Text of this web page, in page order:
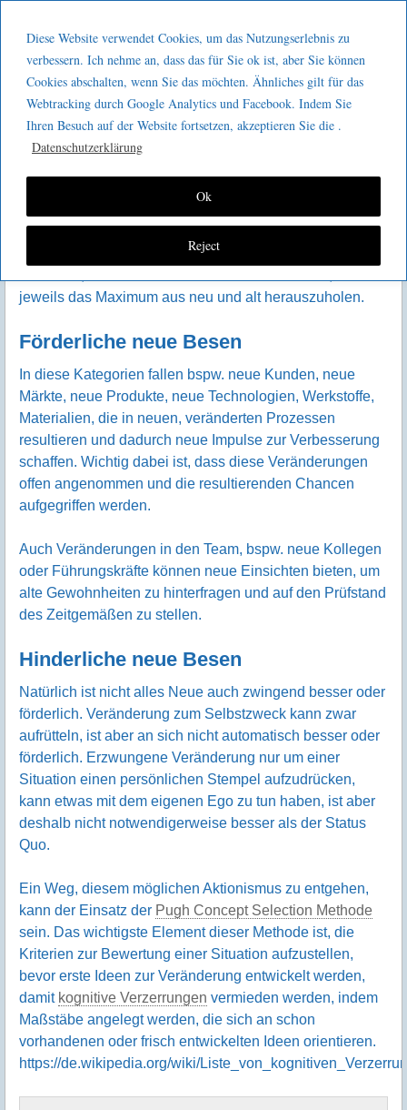
Diese Website verwendet Cookies, um das Nutzungserlebnis zu
verbessern. Ich nehme an, dass das für Sie ok ist, aber Sie können
Cookies abschalten, wenn Sie das möchten. Ähnliches gilt für das
Webtracking durch Google Analytics und Facebook. Indem Sie
Ihren Besuch auf der Website fortsetzen, akzeptieren Sie die .
Datenschutzerklärung
Reject
Ok
GeeMco :
Götz Müller
Consulting
KVP – eine Frage der Besen
D er Impuls zu diesem Artikel ist aus dem Sprichwort
„neue Besen kehren gut, aber die alten kennen die
betrachtet zu werden. Sowohl die neuen Besen als auch
die alten haben dabei förderliche wie auch hinderliche
jeweils das Maximum aus neu und alt herauszuholen.
Förderliche neue Besen
In diese Kategorien fallen bspw. neue Kunden, neue
Märkte, neue Produkte, neue Technologien, Werkstoffe,
Materialien, die in neuen, veränderten Prozessen
resultieren und dadurch neue Impulse zur Verbesserung
schaffen. Wichtig dabei ist, dass diese Veränderungen
offen angenommen und die resultierenden Chancen
aufgegriffen werden.
Auch Veränderungen in den Team, bspw. neue Kollegen
oder Führungskräfte können neue Einsichten bieten, um
alte Gewohnheiten zu hinterfragen und auf den Prüfstand
des Zeitgemäßen zu stellen.
Hinderliche neue Besen
Natürlich ist nicht alles Neue auch zwingend besser oder
förderlich. Veränderung zum Selbstzweck kann zwar
aufrütteln, ist aber an sich nicht automatisch besser oder
förderlich. Erzwungene Veränderung nur um einer
Situation einen persönlichen Stempel aufzudrücken,
kann etwas mit dem eigenen Ego zu tun haben, ist aber
deshalb nicht notwendigerweise besser als der Status
Quo.
Ein Weg, diesem möglichen Aktionismus zu entgehen,
kann der Einsatz der Pugh Concept Selection Methode
sein. Das wichtigste Element dieser Methode ist, die
Kriterien zur Bewertung einer Situation aufzustellen,
bevor erste Ideen zur Veränderung entwickelt werden,
damit kognitive Verzerrungen vermieden werden, indem
Maßstäbe angelegt werden, die sich an schon
vorhandenen oder frisch entwickelten Ideen orientieren.
https://de.wikipedia.org/wiki/